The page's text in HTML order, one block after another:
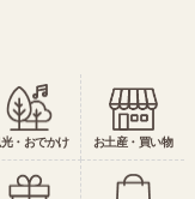
・おでかけ お土産・買い物